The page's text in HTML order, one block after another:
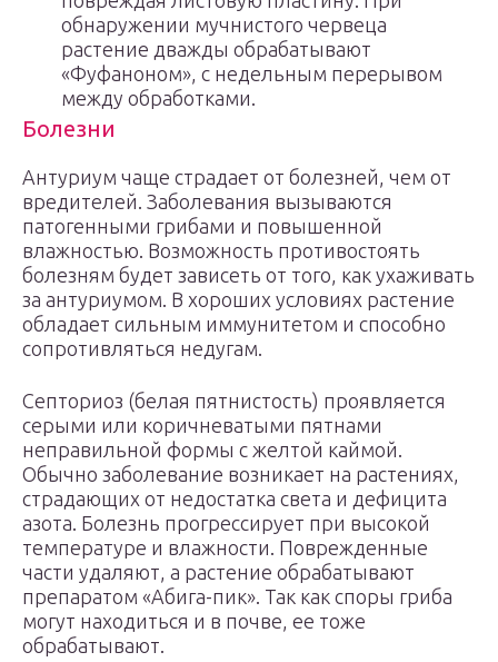
обнаружении мучнистого червеца
растение дважды обрабатывают
«Фуфаноном», с недельным перерывом
между обработками.
Болезни
Антуриум чаще страдает от болезней, чем от
вредителей. Заболевания вызываются
патогенными грибами и повышенной
влажностью. Возможность противостоять
болезням будет зависеть от того, как ухаживать
за антуриумом. В хороших условиях растение
обладает сильным иммунитетом и способно
сопротивляться недугам.
Септориоз (белая пятнистость) проявляется
серыми или коричневатыми пятнами
неправильной формы с желтой каймой.
Обычно заболевание возникает на растениях,
страдающих от недостатка света и дефицита
азота. Болезнь прогрессирует при высокой
температуре и влажности. Поврежденные
части удаляют, а растение обрабатывают
препаратом «Абига-пик». Так как споры гриба
могут находиться и в почве, ее тоже
обрабатывают.